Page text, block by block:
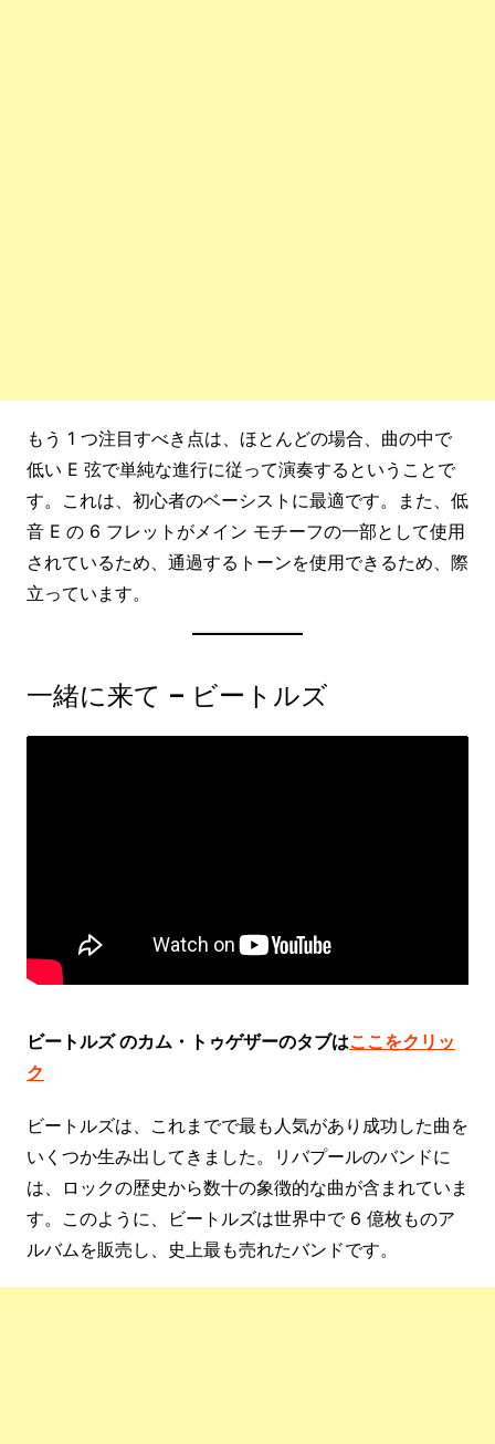
もう 1 つ注目すべき点は、ほとんどの場合、曲の中で
低い E 弦で単純な進行に従って演奏するということで
す。これは、初心者のベーシストに最適です。また、低
音 E の 6 フレットがメイン モチーフの一部として使用
されているため、通過するトーンを使用できるため、際
立っています。
一緒に来て – ビートルズ
ビートルズ のカム・トゥゲザーのタブはここをクリッ
ク
ビートルズは、これまでで最も人気があり成功した曲を
いくつか生み出してきました。リバプールのバンドに
は、ロックの歴史から数十の象徴的な曲が含まれていま
す。このように、ビートルズは世界中で 6 億枚ものア
ルバムを販売し、史上最も売れたバンドです。